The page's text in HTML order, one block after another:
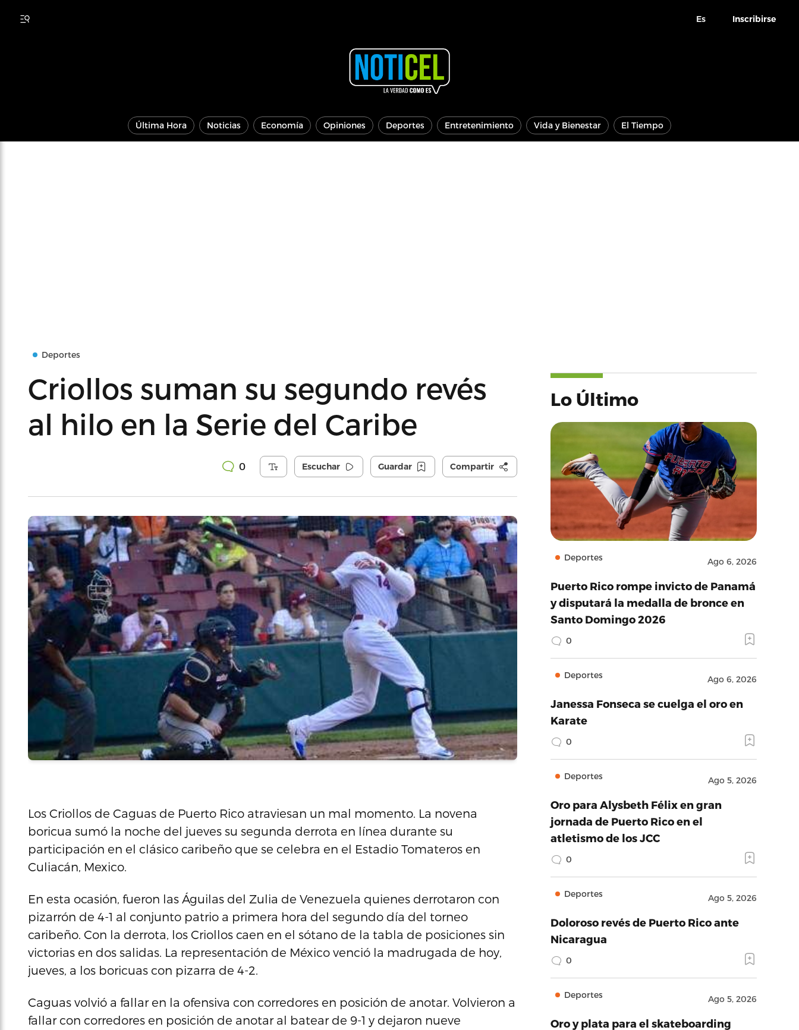
Es Inscribirse
Última Hora Noticias Economía Opiniones Deportes Entretenimiento Vida y Bienestar El Tiempo
Deportes
Criollos suman su segundo revés
al hilo en la Serie del Caribe
0 Escuchar Guardar Compartir
Los Criollos de Caguas de Puerto Rico atraviesan un mal momento. La novena
boricua sumó la noche del jueves su segunda derrota en línea durante su
participación en el clásico caribeño que se celebra en el Estadio Tomateros en
Culiacán, Mexico.
En esta ocasión, fueron las Águilas del Zulia de Venezuela quienes derrotaron con
pizarrón de 4-1 al conjunto patrio a primera hora del segundo día del torneo
caribeño. Con la derrota, los Criollos caen en el sótano de la tabla de posiciones sin
victorias en dos salidas. La representación de México venció la madrugada de hoy,
jueves, a los boricuas con pizarra de 4-2.
Caguas volvió a fallar en la ofensiva con corredores en posición de anotar. Volvieron a
fallar con corredores en posición de anotar al batear de 9-1 y dejaron nueve
Lo Último
Deportes Ago 6, 2026
Puerto Rico rompe invicto de Panamá
y disputará la medalla de bronce en
Santo Domingo 2026
0
Deportes Ago 6, 2026
Janessa Fonseca se cuelga el oro en
Karate
0
Deportes Ago 5, 2026
Oro para Alysbeth Félix en gran
jornada de Puerto Rico en el
atletismo de los JCC
0
Deportes Ago 5, 2026
Doloroso revés de Puerto Rico ante
Nicaragua
0
Deportes Ago 5, 2026
Oro y plata para el skateboarding